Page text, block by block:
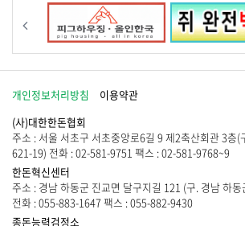
개인정보처리방침
이용약관
(사)대한한돈협회
주소 : 서울 서초구 서초중앙로6길 9 제2축산회관 3층(
621-19) 전화 : 02-581-9751 팩스 : 02-581-9768~9
한돈혁신센터
주소 : 경남 하동군 진교면 달구지길 121 (구. 경남 하
전화 : 055-883-1647 팩스 : 055-882-9430
종돈능력검정소